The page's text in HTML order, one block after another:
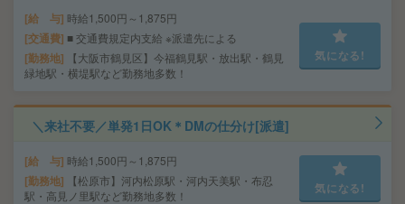
給 与 時給1,500円～1,875円
交通費 ■ 交通費規定内支給 ※派遣先による
勤務地
【大阪市鶴見区】今福鶴見駅・放出駅・鶴見
緑地駅・横堤駅など勤務地多数！
気になる!
＼来社不要／単発1日OK＊DMの仕分け[派遣]
給 与 時給1,500円～1,875円
勤務地
【松原市】河内松原駅・河内天美駅・布忍
駅・高見ノ里駅など勤務地多数！
気になる!